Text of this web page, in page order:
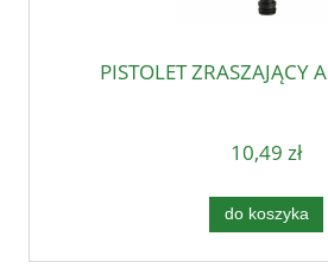
PISTOLET ZRASZAJĄCY
10,49 zł
do koszyka